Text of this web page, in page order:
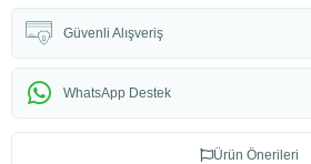
Güvenli Alışveriş
WhatsApp Destek
Ürün Önerileri